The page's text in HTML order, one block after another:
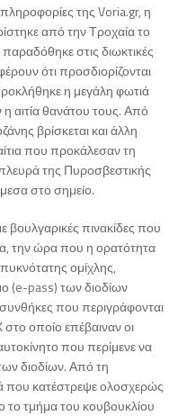
της Voria.gr, η
από την Τροχαία το
στις διωκτικές
ότι προσδιορίζονται
η μεγάλη φωτιά
αιτία θανάτου τους. Από
βρίσκεται και άλλη
που προκάλεσαν τη
της Πυροσβεστικής
στο σημείο.
βουλγαρικές πινακίδες που
την ώρα που η ορατότητα
ομίχλης,
(e-pass) των διοδίων
που περιγράφονται
οποίο επέβαιναν οι
που περίμενε να
διοδίων. Από τη
κατέστρεψε ολοσχερώς
το τμήμα του κουβουκλίου